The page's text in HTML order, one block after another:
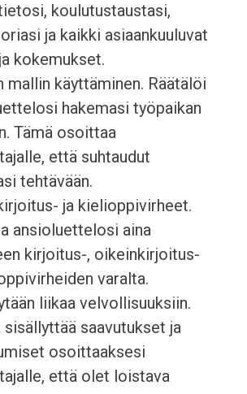
koulutustaustasi,
ja kaikki asiaankuuluvat
kokemukset.
mallin käyttäminen. Räätälöi
hakemasi työpaikan
Tämä osoittaa
että suhtaudut
tehtävään.
ja kielioppivirheet.
ansioluettelosi aina
kirjoitus-, oikeinkirjoitus-
varalta.
liikaa velvollisuuksiin.
sisällyttää saavutukset ja
osoittaaksesi
että olet loistava